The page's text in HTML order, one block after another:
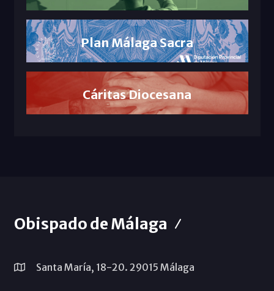
Plan Málaga Sacra
Cáritas Diocesana
Obispado de Málaga
Santa María, 18-20. 29015 Málaga